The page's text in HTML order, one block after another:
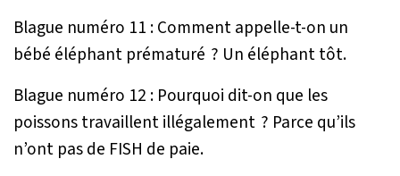
Blague numéro 11 : Comment appelle-t-on un
bébé éléphant prématuré ? Un éléphant tôt.
Blague numéro 12 : Pourquoi dit-on que les
poissons travaillent illégalement ? Parce qu’ils
n’ont pas de FISH de paie.